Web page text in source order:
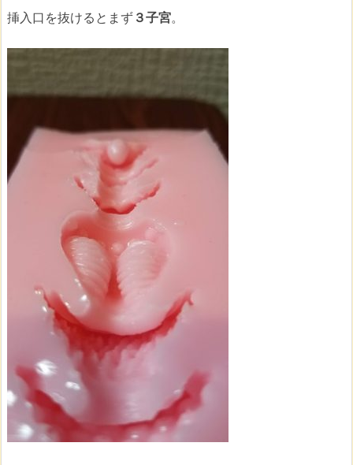
挿入口を抜けるとまず３子宮。